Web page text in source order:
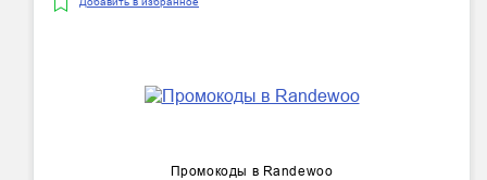
Промокоды в Randewoo